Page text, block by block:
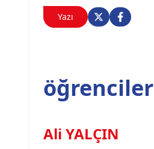
Yazı
öğrenciler
Ali YALÇIN